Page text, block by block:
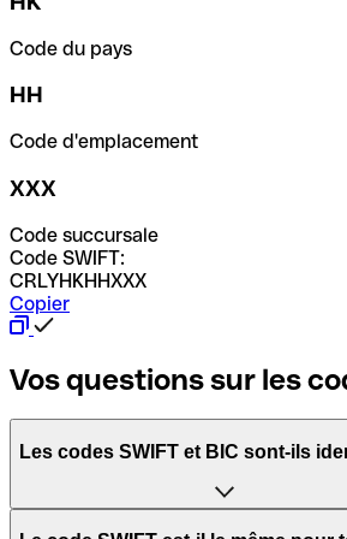
Code du pays
HH
Code d'emplacement
XXX
Code succursale
Code SWIFT:
CRLYHKHHXXX
Copier
Vos questions sur les
Les codes SWIFT et BIC sont-ils